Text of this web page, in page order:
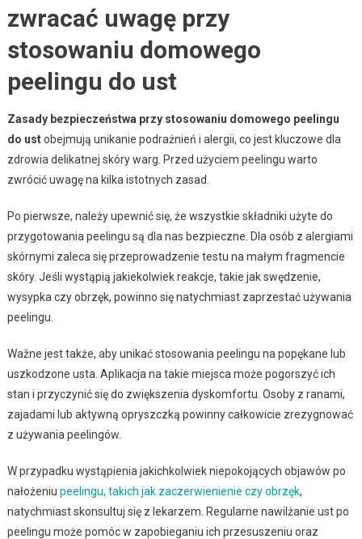
zwracać uwagę przy
stosowaniu domowego
peelingu do ust
Zasady bezpieczeństwa przy stosowaniu domowego peelingu
do ustobejmują unikanie podrażnień i alergii, co jest kluczowe dla
zdrowia delikatnej skóry warg. Przed użyciem peelingu warto
zwrócić uwagę na kilka istotnych zasad.
Po pierwsze, należy upewnić się, że wszystkie składniki użyte do
przygotowania peelingu są dla nas bezpieczne. Dla osób z alergiami
skórnymi zaleca się przeprowadzenie testu na małym fragmencie
skóry. Jeśli wystąpią jakiekolwiek reakcje, takie jak swędzenie,
wysypka czy obrzęk, powinno się natychmiast zaprzestać używania
peelingu.
Wažne jest także, aby unikać stosowania peelingu na popękane lub
uszkodzone usta. Aplikacja na takie miejsca może pogorszyć ich
stan i przyczynić się do zwiększenia dyskomfortu. Osoby z ranami,
zajadami lub aktywną opryszczką powinny całkowicie zrezygnować
z używania peelingów.
W przypadku wystąpienia jakichkolwiek niepokojących objawów po
nałożeniu peelingu, takich jak zaczerwienienie czy obrzęk,
natychmiast skonsultuj się z lekarzem. Regularne nawilżanie ust po
peelingu może pomóc w zapobieganiu ich przesuszeniu oraz